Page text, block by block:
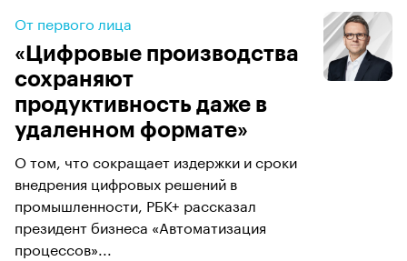
От первого лица
«Цифровые производства
сохраняют
продуктивность даже в
удаленном формате»
О том, что сокращает издержки и сроки
внедрения цифровых решений в
промышленности, РБК+ рассказал
президент бизнеса «Автоматизация
процессов»...